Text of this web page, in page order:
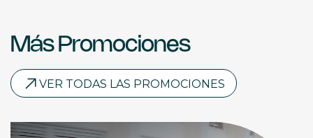
Más Promociones
VER TODAS LAS PROMOCIONES